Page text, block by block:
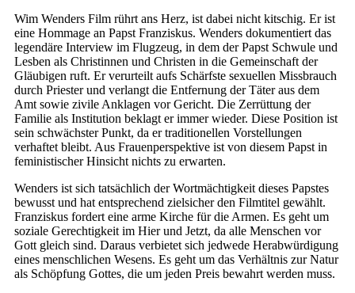
Wim Wenders Film rührt ans Herz, ist dabei nicht kitschig. Er ist
eine Hommage an Papst Franziskus. Wenders dokumentiert das
legendäre Interview im Flugzeug, in dem der Papst Schwule und
Lesben als Christinnen und Christen in die Gemeinschaft der
Gläubigen ruft. Er verurteilt aufs Schärfste sexuellen Missbrauch
durch Priester und verlangt die Entfernung der Täter aus dem
Amt sowie zivile Anklagen vor Gericht. Die Zerrüttung der
Familie als Institution beklagt er immer wieder. Diese Position ist
sein schwächster Punkt, da er traditionellen Vorstellungen
verhaftet bleibt. Aus Frauenperspektive ist von diesem Papst in
feministischer Hinsicht nichts zu erwarten.
Wenders ist sich tatsächlich der Wortmächtigkeit dieses Papstes
bewusst und hat entsprechend zielsicher den Filmtitel gewählt.
Franziskus fordert eine arme Kirche für die Armen. Es geht um
soziale Gerechtigkeit im Hier und Jetzt, da alle Menschen vor
Gott gleich sind. Daraus verbietet sich jedwede Herabwürdigung
eines menschlichen Wesens. Es geht um das Verhältnis zur Natur
als Schöpfung Gottes, die um jeden Preis bewahrt werden muss.